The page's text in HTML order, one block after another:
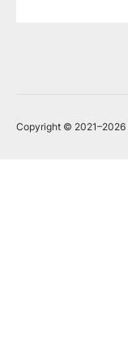
Copyright © 2021–2026